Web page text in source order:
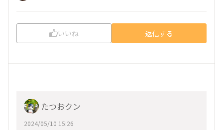
いいね 返信する
たつおクン
2024/05/10 15:26